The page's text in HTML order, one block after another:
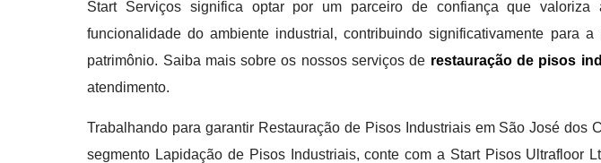
Start Serviços significa optar por um parceiro de confiança que
funcionalidade do ambiente industrial, contribuindo significativamente para
patrimônio. Saiba mais sobre os nossos serviços de restauração de pisos
atendimento.
Trabalhando para garantir Restauração de Pisos Industriais em São José dos
segmento Lapidação de Pisos Industriais, conte com a Start Pisos Ultrafloor